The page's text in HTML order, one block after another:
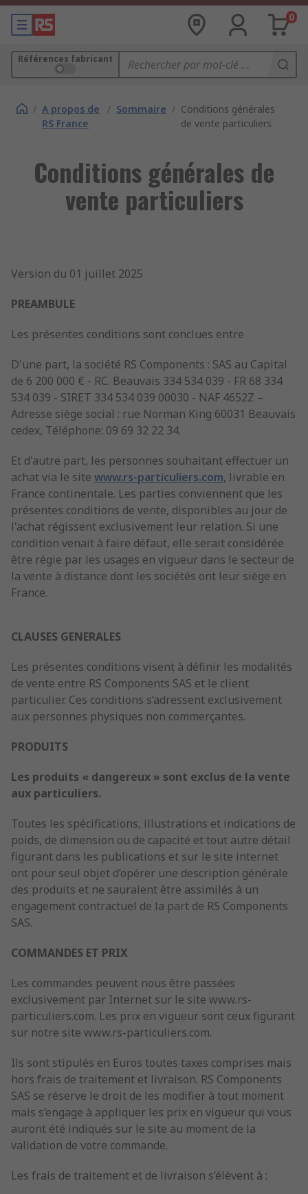
0
Références fabricant
/ A propos de
RS France
/ Sommaire / Conditions générales
de vente particuliers
Conditions générales de
vente particuliers
Version du 01 juillet 2025
PREAMBULE
Les présentes conditions sont conclues entre
D'une part, la société RS Components : SAS au Capital
de 6 200 000 € - RC. Beauvais 334 534 039 - FR 68 334
534 039 - SIRET 334 534 039 00030 - NAF 4652Z –
Adresse siège social : rue Norman King 60031 Beauvais
cedex, Téléphone: 09 69 32 22 34.
Et d'autre part, les personnes souhaitant effectuer un
achat via le site www.rs-particuliers.com, livrable en
France continentale. Les parties conviennent que les
présentes conditions de vente, disponibles au jour de
l'achat régissent exclusivement leur relation. Si une
condition venait à faire défaut, elle serait considérée
être régie par les usages en vigueur dans le secteur de
la vente à distance dont les sociétés ont leur siège en
France.
CLAUSES GENERALES
Les présentes conditions visent à définir les modalités
de vente entre RS Components SAS et le client
particulier. Ces conditions s’adressent exclusivement
aux personnes physiques non commerçantes.
PRODUITS
Les produits « dangereux » sont exclus de la vente
aux particuliers.
Toutes les spécifications, illustrations et indications de
poids, de dimension ou de capacité et tout autre détail
figurant dans les publications et sur le site internet
ont pour seul objet d’opérer une description générale
des produits et ne sauraient être assimilés à un
engagement contractuel de la part de RS Components
SAS.
COMMANDES ET PRIX
Les commandes peuvent nous être passées
exclusivement par Internet sur le site www.rs-
particuliers.com. Les prix en vigueur sont ceux figurant
sur notre site www.rs-particuliers.com.
Ils sont stipulés en Euros toutes taxes comprises mais
hors frais de traitement et livraison. RS Components
SAS se réserve le droit de les modifier à tout moment
mais s’engage à appliquer les prix en vigueur qui vous
auront été indiqués sur le site au moment de la
validation de votre commande.
Les frais de traitement et de livraison s’élèvent à :